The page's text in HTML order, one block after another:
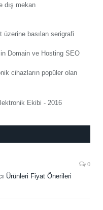
dış mekan
üzerine basılan serigrafi
Domain ve Hosting SEO
cihazların popüler olan
Ekibi - 2016
0
Ürünleri Fiyat Önerileri